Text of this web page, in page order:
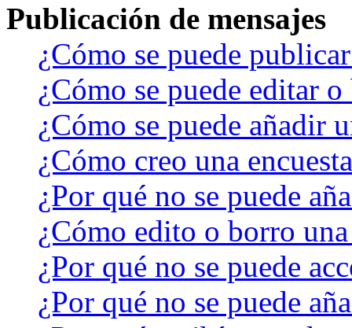
Publicación de mensajes
¿Cómo se puede
¿Cómo se puede editar
¿Cómo se puede añadir
¿Cómo creo una
¿Por qué no se puede
¿Cómo edito o borro una
¿Por qué no se puede
¿Por qué no se puede